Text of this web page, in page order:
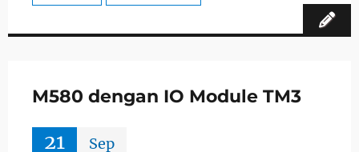
M580 dengan IO Module TM3
21 Sep